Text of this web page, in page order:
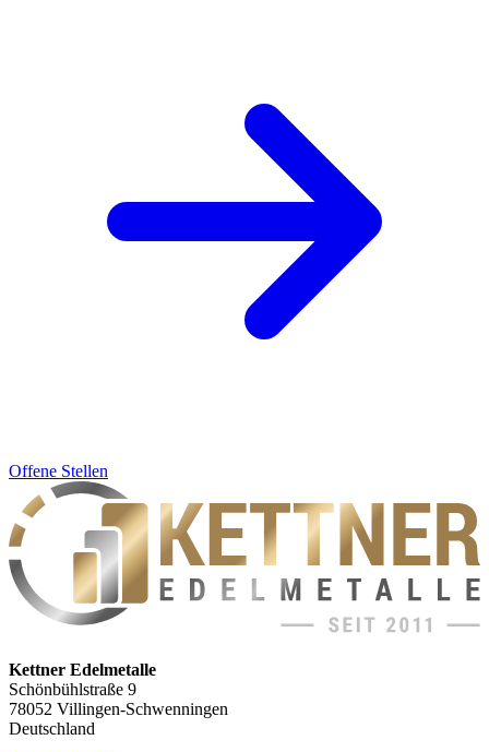
Offene Stellen
Kettner Edelmetalle
Schönbühlstraße 9
78052 Villingen-Schwenningen
Deutschland